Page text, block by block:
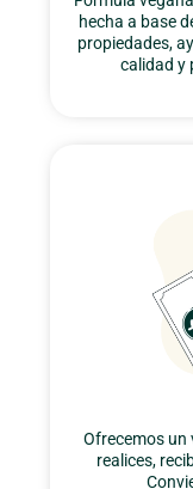
hecha a base
propiedades,
calidad y
Ofrecemos un
realices,